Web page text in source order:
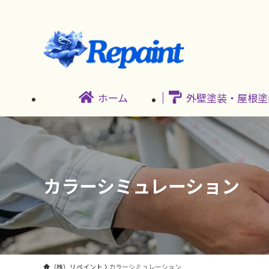
ホーム 外壁塗装・屋根
カラーシミュレーション
（株）リペイント カラーシミュレーション